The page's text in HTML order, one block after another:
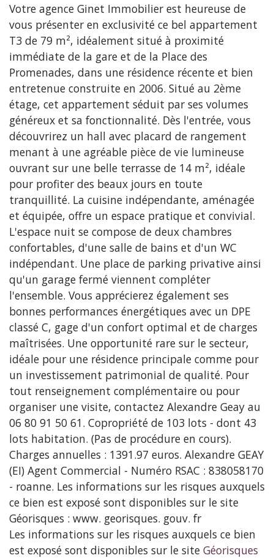
Votre agence Ginet Immobilier est heureuse de
vous présenter en exclusivité ce bel appartement
T3 de 79 m², idéalement situé à proximité
immédiate de la gare et de la Place des
Promenades, dans une résidence récente et bien
entretenue construite en 2006. Situé au 2ème
étage, cet appartement séduit par ses volumes
généreux et sa fonctionnalité. Dès l'entrée, vous
découvrirez un hall avec placard de rangement
menant à une agréable pièce de vie lumineuse
ouvrant sur une belle terrasse de 14 m², idéale
pour profiter des beaux jours en toute
tranquillité. La cuisine indépendante, aménagée
et équipée, offre un espace pratique et convivial.
L'espace nuit se compose de deux chambres
confortables, d'une salle de bains et d'un WC
indépendant. Une place de parking privative ainsi
qu'un garage fermé viennent compléter
l'ensemble. Vous apprécierez également ses
bonnes performances énergétiques avec un DPE
classé C, gage d'un confort optimal et de charges
maîtrisées. Une opportunité rare sur le secteur,
idéale pour une résidence principale comme pour
un investissement patrimonial de qualité. Pour
tout renseignement complémentaire ou pour
organiser une visite, contactez Alexandre Geay au
06 80 91 50 61. Copropriété de 103 lots - dont 43
lots habitation. (Pas de procédure en cours).
Charges annuelles : 1391.97 euros. Alexandre GEAY
(EI) Agent Commercial - Numéro RSAC : 838058170
- roanne. Les informations sur les risques auxquels
ce bien est exposé sont disponibles sur le site
Géorisques : www. georisques. gouv. fr
Les informations sur les risques auxquels ce bien
est exposé sont disponibles sur le site Géorisques